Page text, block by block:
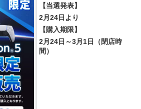
【当選発表】
2月24日より
【購入期限】
2月24日～3月1日（閉店時
間）